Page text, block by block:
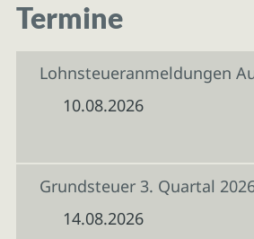
Termine
Lohnsteueranmeldungen
10.08.2026
Grundsteuer 3. Quartal
14.08.2026